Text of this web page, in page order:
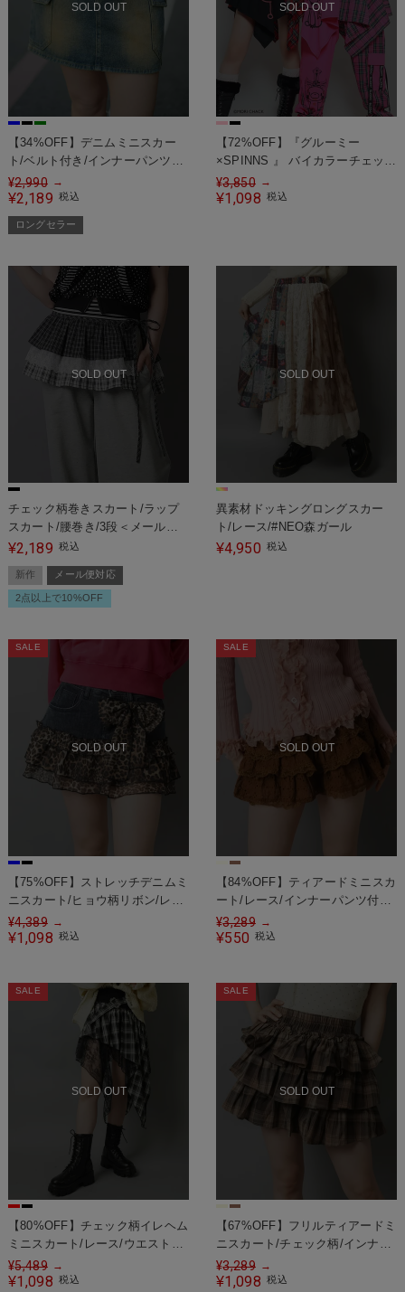
SOLD OUT
【34%OFF】デニムミニスカー
ト/ベルト付き/インナーパンツ付
き
¥2,990 →
¥2,189 税込
ロングセラー
SOLD OUT
【72%OFF】『グルーミー
×SPINNS 』 バイカラーチェック
スカート
¥3,850 →
¥1,098 税込
SOLD OUT
チェック柄巻きスカート/ラップ
スカート/腰巻き/3段＜メール便
対応＞
¥2,189 税込
新作 メール便対応
2点以上で10%OFF
SOLD OUT
異素材ドッキングロングスカー
ト/レース/#NEO森ガール
¥4,950 税込
SOLD OUT
SALE
【75%OFF】ストレッチデニムミ
ニスカート/ヒョウ柄リボン/レオ
パード/インナーパンツ付き/#平
成ギャル
¥4,389 →
¥1,098 税込
SOLD OUT
SALE
【84%OFF】ティアードミニスカ
ート/レース/インナーパンツ付
き/#ロマンスパンク
¥3,289 →
¥550 税込
SOLD OUT
SALE
【80%OFF】チェック柄イレヘム
ミニスカート/レース/ウエストゴ
ム/#ロマンスパンク
¥5,489 →
¥1,098 税込
SOLD OUT
SALE
【67%OFF】フリルティアードミ
ニスカート/チェック柄/インナー
パンツ付き
¥3,289 →
¥1,098 税込